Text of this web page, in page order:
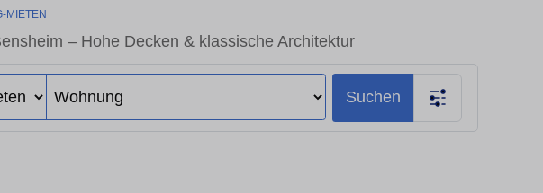
MIETEN
– Hohe Decken & klassische Architektur
Suchen